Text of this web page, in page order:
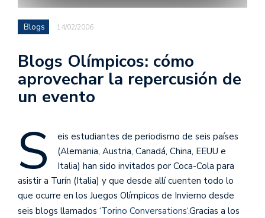
Blogs 14/02/2006
Blogs Olímpicos: cómo
aprovechar la repercusión de
un evento
S
eis estudiantes de periodismo de seis países
(Alemania, Austria, Canadá, China, EEUU e
Italia) han sido invitados por Coca-Cola para
asistir a Turín (Italia) y que desde allí cuenten todo lo
que ocurre en los Juegos Olímpicos de Invierno desde
seis blogs llamados ‘Torino Conversations‘.Gracias a los